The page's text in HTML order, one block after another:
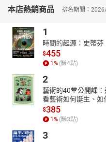
生利益衝突，是否有共存共榮的
戰與機會，這本書是對「民主
這可能是我們改變這一切的最後
★民主要找到活路，必須「砍掉
．民主國家的衰退：政治家之
無法永遠連任。
．民主國家的腐敗：不論政策
可另尋方法牟利。
．民主國家的矛盾：讓天才與白
等，人民卻會用選票否定自己的
．民主國家的盲從：人會觀察
本店熱銷商品 排名期間：
1
時間的起源：史蒂芬
$455
1 % (賺4點)
2
藝術的40堂公開課
看藝術如何誕生、如
$385
1 % (賺3點)
3